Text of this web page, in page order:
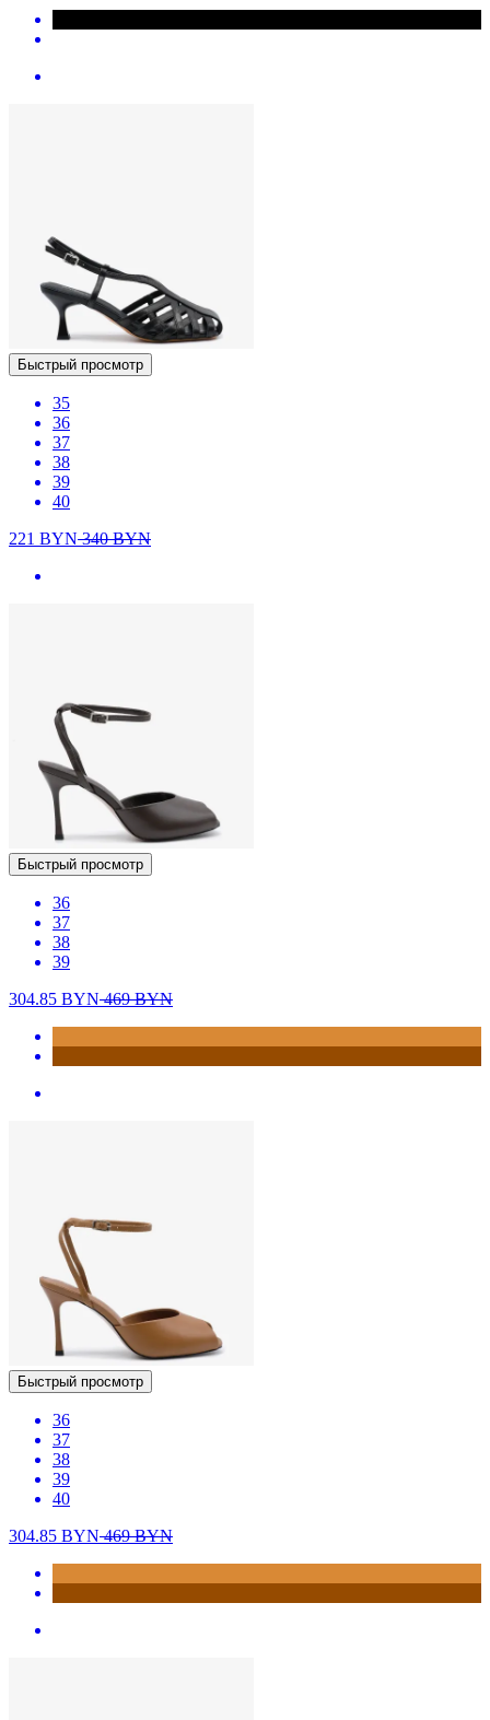
Быстрый просмотр
35
36
37
38
39
40
221 BYN340BYN
Быстрый просмотр
36
37
38
39
304.85 BYN469BYN
Быстрый просмотр
36
37
38
39
40
304.85 BYN469BYN